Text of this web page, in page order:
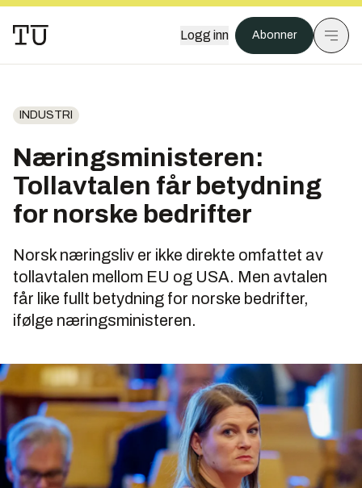
Logg inn Abonner
INDUSTRI
Næringsministeren:
Tollavtalen får betydning
for norske bedrifter
Norsk næringsliv er ikke direkte omfattet av
tollavtalen mellom EU og USA. Men avtalen
får like fullt betydning for norske bedrifter,
ifølge næringsministeren.